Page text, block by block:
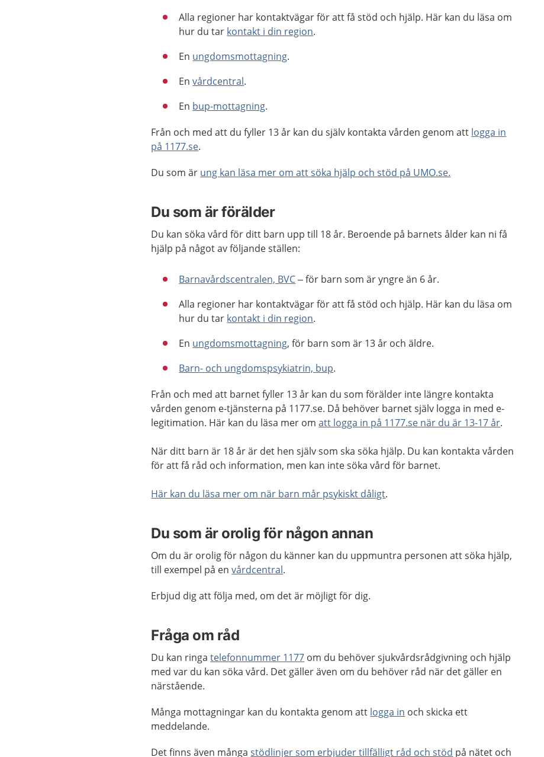
Alla regioner har kontaktvägar för att få stöd och hjälp. Här kan du läsa om
hur du tar kontakt i din region.
En ungdomsmottagning.
Envårdcentral.
En bup-mottagning.
Från och med att du fyller 13 år kan du själv kontakta vården genom att logga in
på 1177.se.
Du som är ung kan läsa mer om att söka hjälp och stöd på UMO.se.
Du som är förälder
Du kan söka vård för ditt barn upp till 18 år. Beroende på barnets ålder kan ni få
hjälp på något av följande ställen:
Barnavårdscentralen, BVC– för barn som är yngre än 6 år.
Alla regioner har kontaktvägar för att få stöd och hjälp. Här kan du läsa om
hur du tar kontakt i din region.
En ungdomsmottagning, för barn som är 13 år och äldre.
Barn- och ungdomspsykiatrin, bup.
Från och med att barnet fyller 13 år kan du som förälder inte längre kontakta
vården genom e-tjänsterna på 1177.se. Då behöver barnet själv logga in med e-
legitimation. Här kan du läsa mer omatt logga in på 1177.se när du är 13-17 år.
När ditt barn är 18 år är det hen själv som ska söka hjälp. Du kan kontakta vården
för att få råd och information, men kan inte söka vård för barnet.
Här kan du läsa mer om när barn mår psykiskt dåligt.
Du som är orolig för någon annan
Om du är orolig för någon du känner kan du uppmuntra personen att söka hjälp,
till exempel på envårdcentral.
Erbjud dig att följa med, om det är möjligt för dig.
Fråga om råd
Du kan ringatelefonnummer 1177 om du behöver sjukvårdsrådgivning och hjälp
med var du kan söka vård. Det gäller även om du behöver råd när det gäller en
närstående.
Många mottagningar kan du kontakta genom att logga in och skicka ett
meddelande.
Det finns även mångastödlinjer som erbjuder tillfälligt råd och stöd på nätet och